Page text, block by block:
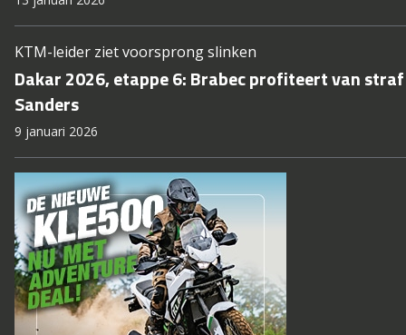
KTM-leider ziet voorsprong slinken
Dakar 2026, etappe 6: Brabec profiteert van straf
Sanders
9 januari 2026